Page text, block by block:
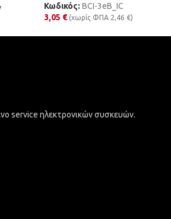
Κωδικός: BCI-3eB_IC
3,05 € (χωρίς ΦΠΑ 2,46 €)
service ηλεκτρονικών συσκευών.